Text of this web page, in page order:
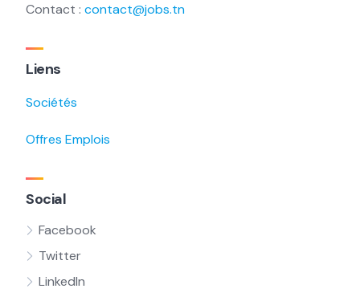
Contact : contact@jobs.tn
Liens
Sociétés
Offres Emplois
Social
Facebook
Twitter
LinkedIn